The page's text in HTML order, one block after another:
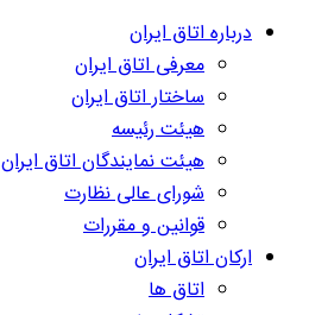
درباره اتاق ایران
معرفی اتاق ایران
ساختار اتاق ایران
هیئت رئیسه
هیئت نمایندگان اتاق ایران
شورای عالی نظارت
قوانین و مقررات
ارکان اتاق ایران
اتاق ها